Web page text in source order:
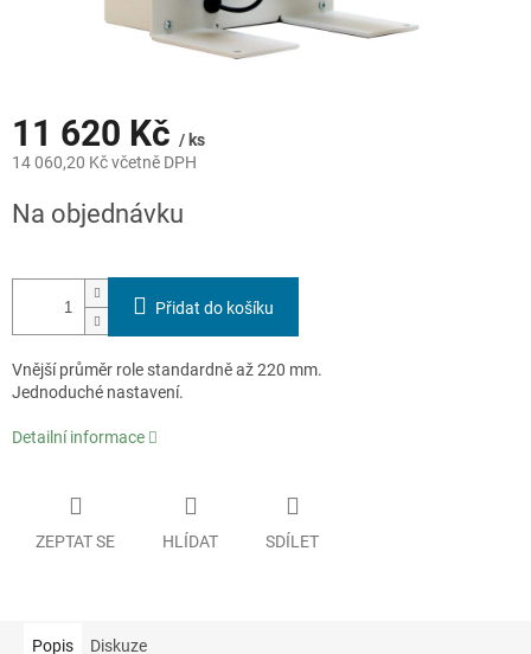
11 620 Kč / ks
14 060,20 Kč včetně DPH
cena:
Na objednávku
Přidat do košíku
Vnější průměr role standardně až 220 mm.
Jednoduché nastavení.
Detailní informace
ZEPTAT SE HLÍDAT SDÍLET
Popis Diskuze